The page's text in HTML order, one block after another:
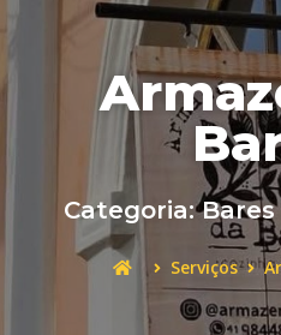
Categoria:
Serviços